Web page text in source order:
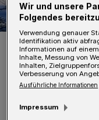
Wie aus dem Bilderbuch
Foto: Achim Otto
Wir und unsere
Folgendes
Verwendung genauer
Identifikation aktiv
Informationen auf
Inhalte, Messung von
Inhalten,
Verbesserung von
Ausführliche Informationen
Impressum